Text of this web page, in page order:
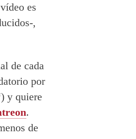
es
,
de cada
por
y quiere
.
de